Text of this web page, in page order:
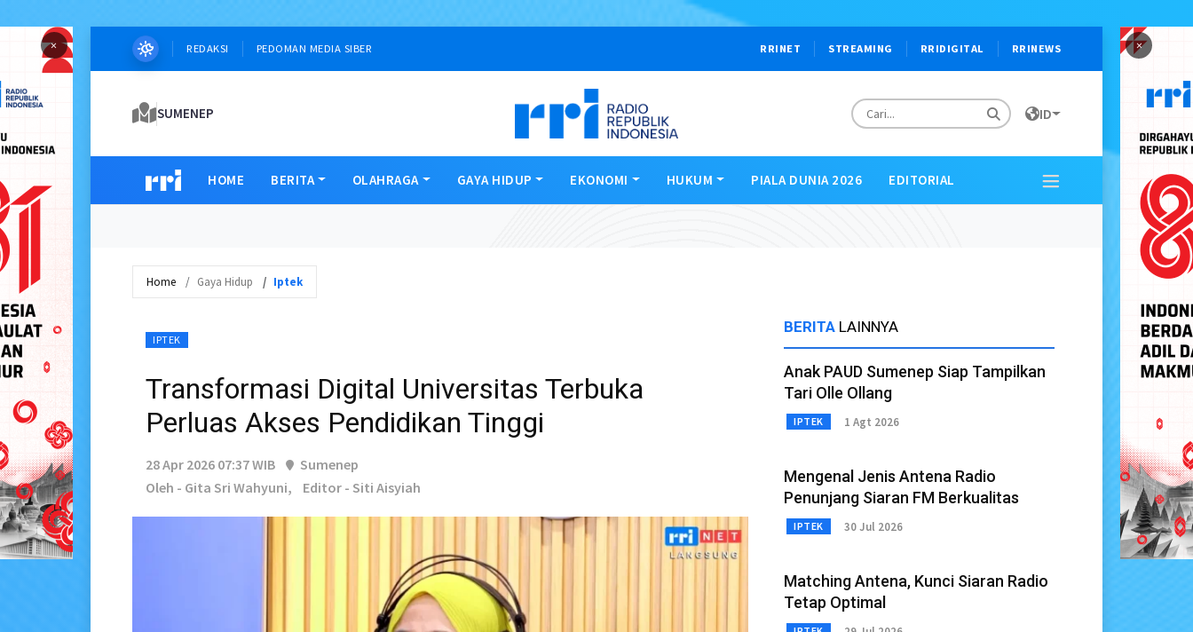
× ×
REDAKSI PEDOMAN MEDIA SIBER RRINET STREAMING RRIDIGITAL RRINEWS
SUMENEP ID
HOME BERITA OLAHRAGA GAYA HIDUP EKONOMI HUKUM PIALA DUNIA 2026 EDITORIAL
Home Gaya Hidup Iptek
IPTEK
Transformasi Digital Universitas Terbuka
Perluas Akses Pendidikan Tinggi
28 Apr 2026 07:37 WIB
Sumenep
Oleh - Gita Sri Wahyuni,
Editor - Siti Aisyiah
BERITA LAINNYA
Anak PAUD Sumenep Siap Tampilkan
Tari Olle Ollang
IPTEK 1 Agt 2026
Mengenal Jenis Antena Radio
Penunjang Siaran FM Berkualitas
IPTEK 30 Jul 2026
Matching Antena, Kunci Siaran Radio
Tetap Optimal